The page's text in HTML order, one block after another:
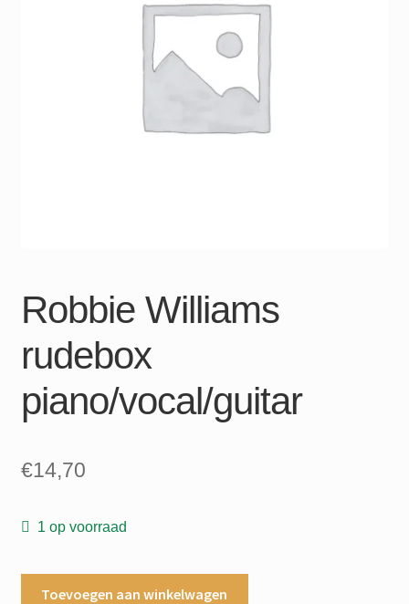
Robbie Williams
rudebox
piano/vocal/guitar
€14,70
1 op voorraad
Toevoegen aan winkelwagen